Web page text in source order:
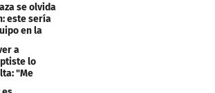
se olvida
este sería
en la
a
lo
"Me